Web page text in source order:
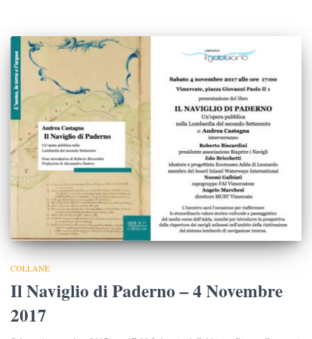
COLLANE
Il Naviglio di Paderno – 4 Novembre
2017